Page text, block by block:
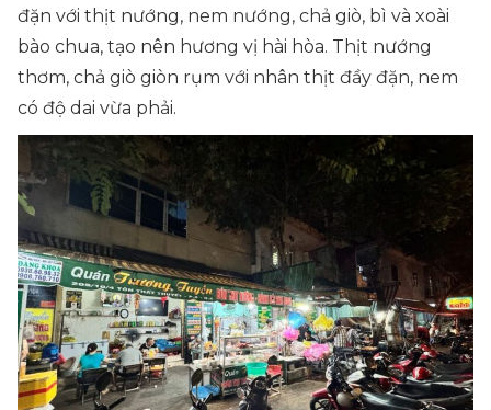
đặn với thịt nướng, nem nướng, chả giò, bì và xoài
bào chua, tạo nên hương vị hài hòa. Thịt nướng
thơm, chả giò giòn rụm với nhân thịt đầy đặn, nem
có độ dai vừa phải.